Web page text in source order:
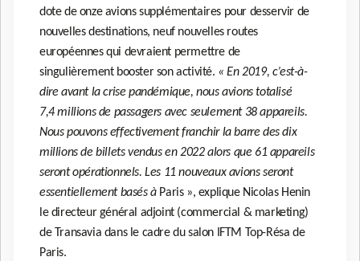
dote de onze avions supplémentaires pour desservir de
nouvelles destinations, neuf nouvelles routes
européennes qui devraient permettre de
singulièrement booster son activité. « En 2019, c’est-à-
dire avant la crise pandémique, nous avions totalisé
7,4 millions de passagers avec seulement 38 appareils.
Nous pouvons effectivement franchir la barre des dix
millions de billets vendus en 2022 alors que 61 appareils
seront opérationnels. Les 11 nouveaux avions seront
essentiellement basés àParis », explique Nicolas Henin
le directeur général adjoint (commercial & marketing)
de Transavia dans le cadre du salon IFTM Top-Résa de
Paris.